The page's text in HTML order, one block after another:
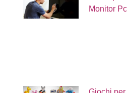
Monitor Pc